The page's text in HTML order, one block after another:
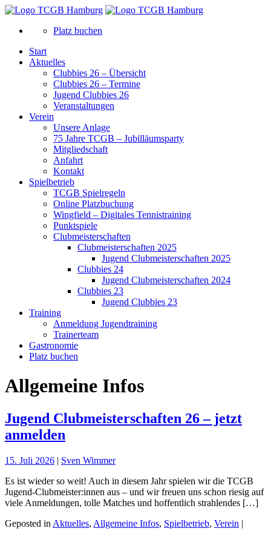
Platz buchen
Start
Aktuelles
Clubbies 26 – Übersicht
Clubbies 26 – Termine
Jugend Clubbies 26
Veranstaltungen
Verein
Unsere Anlage
75 Jahre TCGB – Jubilläumsparty
Mitgliedschaft
Anfahrt
Kontakt
Spielbetrieb
TCGB Spielregeln
Online Platzbuchung
Wingfield – Digitales Tennistraining
Punktspiele
Clubmeisterschaften
Clubmeisterschaften 2025
Jugend Clubmeisterschaften 2025
Clubbies 24
Jugend Clubmeisterschaften 2024
Clubbies 23
Jugend Clubbies 23
Training
Anmeldung Jugendtraining
Trainerteam
Gastronomie
Platz buchen
Allgemeine Infos
Jugend Clubmeisterschaften 26 – jetzt
anmelden
15. Juli 2026 | Sven Wimmer
Es ist wieder so weit! Auch in diesem Jahr spielen wir die TCGB
Jugend-Clubmeister:innen aus – und wir freuen uns schon riesig auf
viele Anmeldungen, tolle Matches und hoffentlich strahlendes […]
Geposted in Aktuelles, Allgemeine Infos, Spielbetrieb, Verein |